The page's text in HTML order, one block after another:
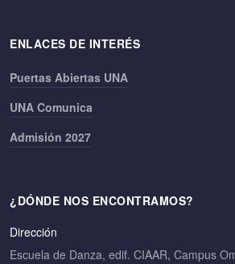
ENLACES DE INTERÉS
Puertas Abiertas UNA
UNA Comunica
Admisión 2027
¿DÓNDE NOS ENCONTRAMOS?
Dirección
Escuela de Danza, edif. CIAAR, Campus